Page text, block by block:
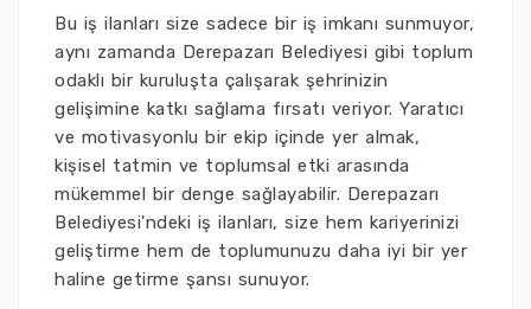
Bu iş ilanları size sadece bir iş imkanı sunmuyor,
aynı zamanda Derepazarı Belediyesi gibi toplum
odaklı bir kuruluşta çalışarak şehrinizin
gelişimine katkı sağlama fırsatı veriyor. Yaratıcı
ve motivasyonlu bir ekip içinde yer almak,
kişisel tatmin ve toplumsal etki arasında
mükemmel bir denge sağlayabilir. Derepazarı
Belediyesi'ndeki iş ilanları, size hem kariyerinizi
geliştirme hem de toplumunuzu daha iyi bir yer
haline getirme şansı sunuyor.